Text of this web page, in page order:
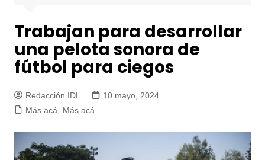
Trabajan para desarrollar
una pelota sonora de
fútbol para ciegos
Redacción IDL
10 mayo, 2024
Más acá, Más acá